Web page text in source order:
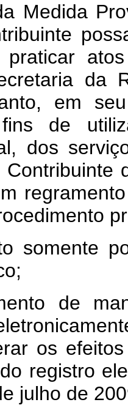
Medida
da
em
de
dos
somente
de
os
registro
julho de